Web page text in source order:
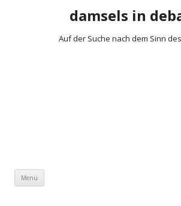
damsels in
Auf der Suche nach dem Sinn
Menü